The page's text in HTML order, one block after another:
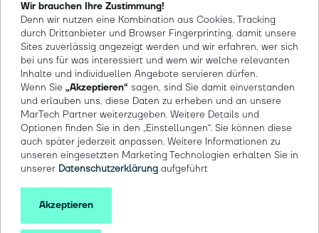
Frankfurt/M
Lindenallee 24 . 50968 Köln
Herzogenbuscher Straße 10 . 54292 Trier
© 2026 markenmut AG
CO2 Neutral seit 2019
Barrierefreiheit
Datenschutz
Impressum
Wir brauchen Ihre Zustimmung!
Denn wir nutzen eine Kombination aus Cookies, Tracking
durch Drittanbieter und Browser Fingerprinting, damit unsere
Sites zuverlässig angezeigt werden und wir erfahren, wer sich
bei uns für was interessiert und wem wir welche relevanten
Inhalte und individuellen Angebote servieren dürfen.
Wenn Sie „Akzeptieren“ sagen, sind Sie damit einverstanden
und erlauben uns, diese Daten zu erheben und an unsere
MarTech Partner weiterzugeben. Weitere Details und
Optionen finden Sie in den „Einstellungen“. Sie können diese
auch später jederzeit anpassen. Weitere Informationen zu
unseren eingesetzten Marketing Technologien erhalten Sie in
unserer Datenschutzerklärung aufgeführt
Akzeptieren